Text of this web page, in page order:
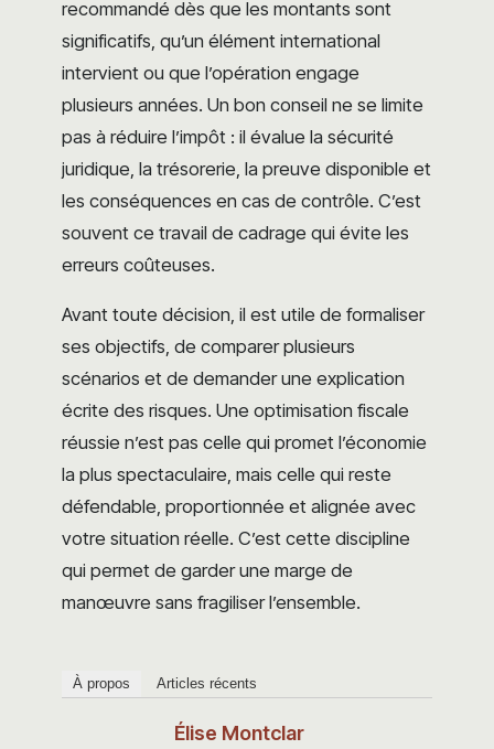
recommandé dès que les montants sont
significatifs, qu’un élément international
intervient ou que l’opération engage
plusieurs années. Un bon conseil ne se limite
pas à réduire l’impôt : il évalue la sécurité
juridique, la trésorerie, la preuve disponible et
les conséquences en cas de contrôle. C’est
souvent ce travail de cadrage qui évite les
erreurs coûteuses.
Avant toute décision, il est utile de formaliser
ses objectifs, de comparer plusieurs
scénarios et de demander une explication
écrite des risques. Une optimisation fiscale
réussie n’est pas celle qui promet l’économie
la plus spectaculaire, mais celle qui reste
défendable, proportionnée et alignée avec
votre situation réelle. C’est cette discipline
qui permet de garder une marge de
manœuvre sans fragiliser l’ensemble.
À propos Articles récents
Élise Montclar